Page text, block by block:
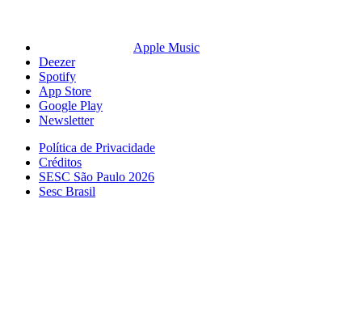
Apple Music
Deezer
Spotify
App Store
Google Play
Newsletter
Política de Privacidade
Créditos
SESC São Paulo 2026
Sesc Brasil